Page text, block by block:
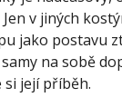
v jiných
jako postavu
na sobě
si její příběh.